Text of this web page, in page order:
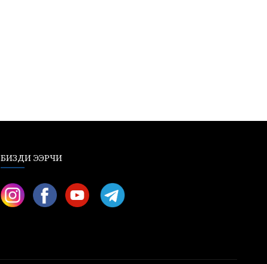
БИЗДИ ЭЭРЧИ